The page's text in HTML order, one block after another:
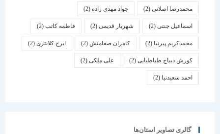
محمدرضا اصلانی(2) جواد مهدی زاده(2)
اسماعیل جنتی(2) شهریار قدیمی(2) فاطمه کاتب(2)
محمدکریم پیرنیا (2) کامران صفامنش(2) ایرج کلانتری (2)
کورش دیباج طباطبایی(2) علی ملکی(2)
احمد سعیدنیا (2)
گالری تصاویر استان‌ها